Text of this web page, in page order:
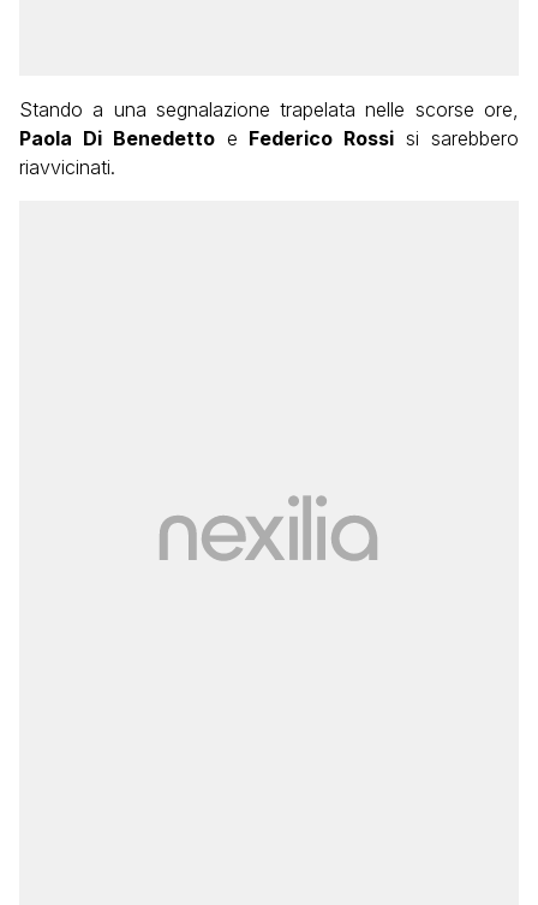
Stando a una segnalazione trapelata nelle scorse ore,
Paola Di Benedettoe Federico Rossi si sarebbero
riavvicinati.